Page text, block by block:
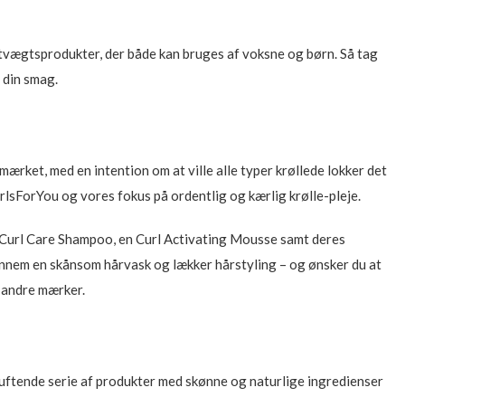
der både kan bruges af voksne og børn. Så tag
smag.
med en intention om at ville alle typer krøllede lokker det
og vores fokus på ordentlig og kærlig krølle-pleje.
Care Shampoo, en Curl Activating Mousse samt deres
en skånsom hårvask og lækker hårstyling – og ønsker du at
mærker.
serie af produkter med skønne og naturlige ingredienser